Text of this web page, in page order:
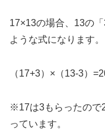
17×13の場合、13の
ような式になります。
（17+3）×（13-3）
※17は3もらったので
っています。